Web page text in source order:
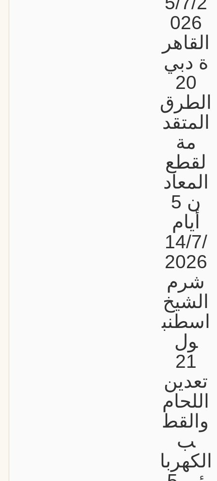
026
القاهر
ة دبي
20
الطرق
المتقد
مة
لقطع
المعاد
ن 5
أيام
14/7/
2026
شرم
الشيخ
اسطنب
ول
21
تعدين
اللحام
والقط
ب
الكهربا